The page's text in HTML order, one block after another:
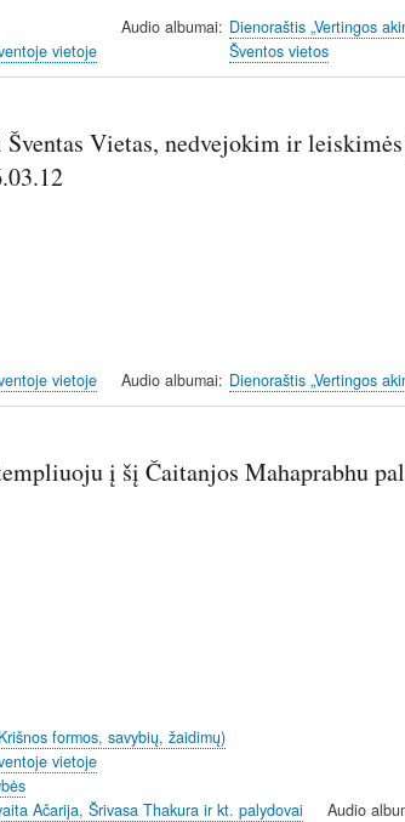
vietoje
Audio albumai
Dienoraštis „Vertingos
Šventos vietos
Vietas, nedvejokim ir
vietoje
Audio albumai Dienoraštis „Vertingos
į šį Čaitanjos Mahaprabhu
formos, savybių, žaidimų)
vietoje
Ačarija, Šrivasa Thakura ir kt. palydovai
Audio